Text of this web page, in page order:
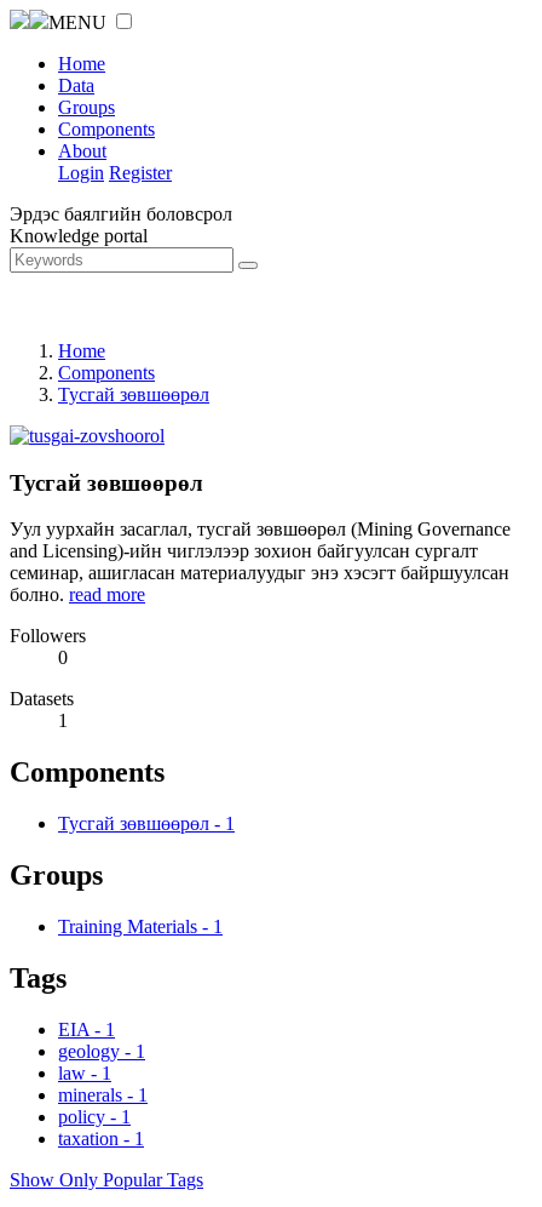
MENU
Home
Data
Groups
Components
About
Login Register
Эрдэс баялгийн боловсрол
Knowledge portal
Home
Components
Тусгай зөвшөөрөл
Тусгай зөвшөөрөл
Уул уурхайн засаглал, тусгай зөвшөөрөл (Mining Governance
and Licensing)-ийн чиглэлээр зохион байгуулсан сургалт
семинар, ашигласан материалуудыг энэ хэсэгт байршуулсан
болно. read more
Followers
0
Datasets
1
Components
Тусгай зөвшөөрөл - 1
Groups
Training Materials - 1
Tags
EIA - 1
geology - 1
law - 1
minerals - 1
policy - 1
taxation - 1
Show Only Popular Tags